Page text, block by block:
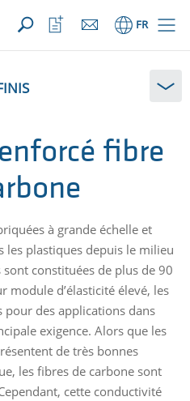
Products)
OUVRIR
FR
Ouvrir
la
liste
fibre
à grande échelle et
les plastiques depuis le milieu
constituées de plus de 90
module d’élasticité élevé, les
pour des applications dans
exigence. Alors que les
de très bonnes
les fibres de carbone sont
cette conductivité